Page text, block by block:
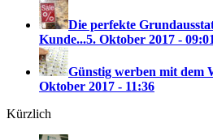
Die perfekte
Kunde...5. Oktober 2017 - 09:01
Günstig werben mit dem
Oktober 2017 - 11:36
Kürzlich